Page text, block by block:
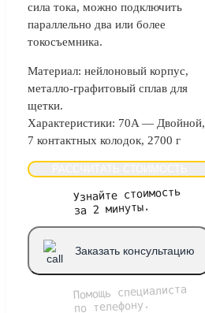
сила тока, можно подключить
параллельно два или более
токосъемника.
Материал: нейлоновый корпус,
металло-графитовый сплав для
щетки.
Характеристики: 70A — Двойной,
7 контактных колодок, 2700 г
Узнайте стоимость
за 2 минуты.
Заказать консультацию
Помощь специалиста
по телефону.